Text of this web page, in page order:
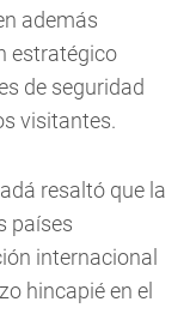
además
estratégico
de seguridad
visitantes.
resaltó que la
países
internacional
hincapié en el